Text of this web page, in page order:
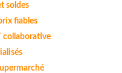
soldes
fiables
collaborative